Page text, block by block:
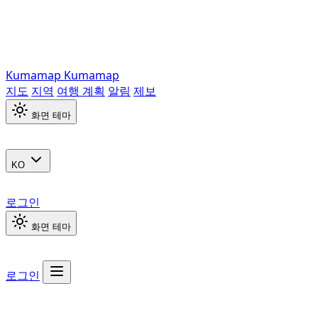
Kumamap Kumamap
지도 지역 여행 계획 알림 제보
화면 테마
KO
로그인
화면 테마
로그인